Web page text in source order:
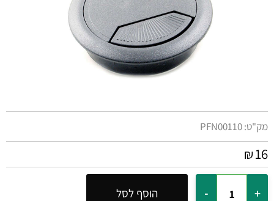
מק"ט:PFN00110
₪16
הוסף לסל